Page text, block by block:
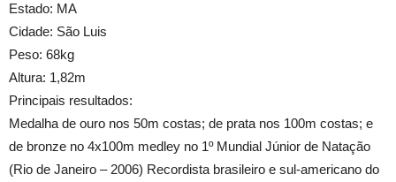
Estado: MA
Cidade: São Luis
Peso: 68kg
Altura: 1,82m
Principais resultados:
Medalha de ouro nos 50m costas; de prata nos 100m costas; e
de bronze no 4x100m medley no 1º Mundial Júnior de Natação
(Rio de Janeiro – 2006) Recordista brasileiro e sul-americano do